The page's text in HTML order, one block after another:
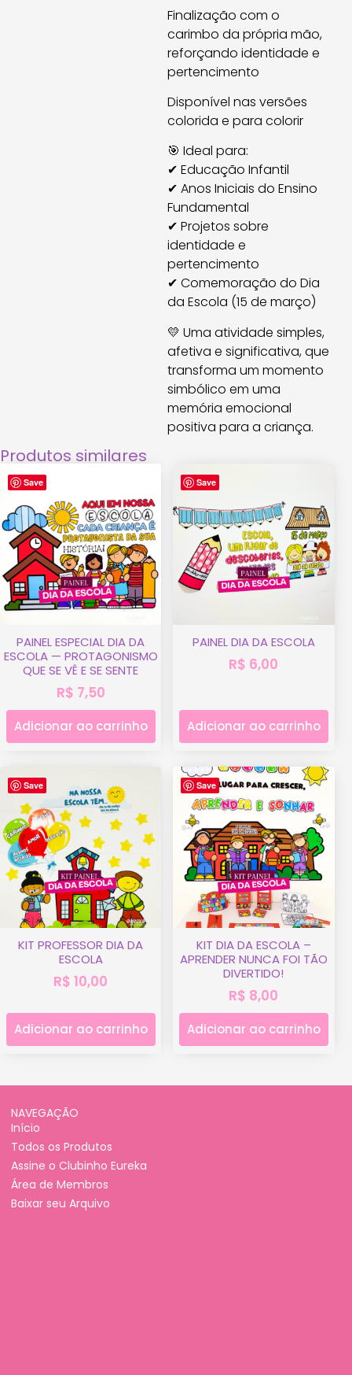
Finalização com o
carimbo da própria mão,
reforçando identidade e
pertencimento
Disponível nas versões
colorida e para colorir
🎯 Ideal para:
✔ Educação Infantil
✔ Anos Iniciais do Ensino
Fundamental
✔ Projetos sobre
identidade e
pertencimento
✔ Comemoração do Dia
da Escola (15 de março)
💛 Uma atividade simples,
afetiva e significativa, que
transforma um momento
simbólico em uma
memória emocional
positiva para a criança.
Produtos similares
Save
PAINEL ESPECIAL DIA DA
ESCOLA — PROTAGONISMO
QUE SE VÊ E SE SENTE
R$ 7,50
Adicionar ao carrinho
Save
PAINEL DIA DA ESCOLA
R$ 6,00
Adicionar ao carrinho
Save
KIT PROFESSOR DIA DA
ESCOLA
R$ 10,00
Adicionar ao carrinho
Save
KIT DIA DA ESCOLA –
APRENDER NUNCA FOI TÃO
DIVERTIDO!
R$ 8,00
Adicionar ao carrinho
NAVEGAÇÃO
Início
Todos os Produtos
Assine o Clubinho Eureka
Área de Membros
Baixar seu Arquivo